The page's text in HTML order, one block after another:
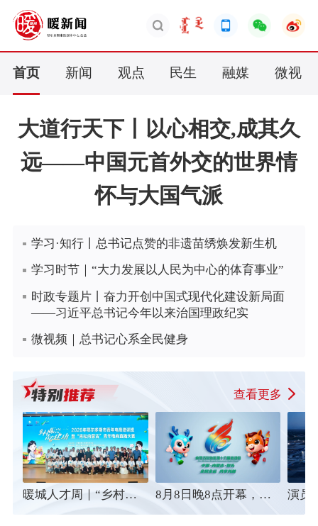
首页 新闻 观点 民生 融媒 微视
大道行天下丨以心相交,成其久
远——中国元首外交的世界情
怀与大国气派
学习·知行丨总书记点赞的非遗苗绣焕发新生机
学习时节｜“大力发展以人民为中心的体育事业”
时政专题片丨奋力开创中国式现代化建设新局面
——习近平总书记今年以来治国理政纪实
微视频｜总书记心系全民健身
查看更多
暖城人才周｜“乡村振兴 青春建功”2026年鄂尔多斯市青年电商培训班暨“青耘内蒙古”青年电商直播大赛圆满收官 8月8日晚8点开幕，内蒙古“十六运”主宣传片发布！